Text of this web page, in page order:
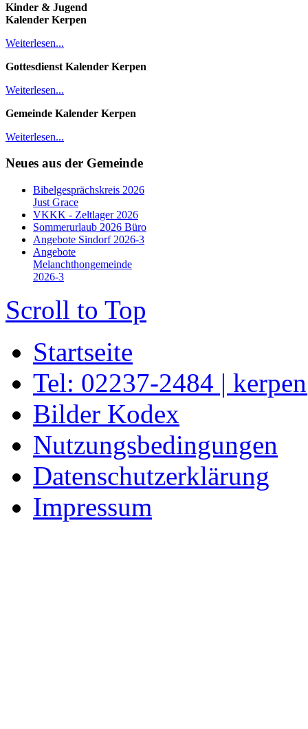
Kinder & Jugend
Kalender Kerpen
Weiterlesen...
Gottesdienst Kalender Kerpen
Weiterlesen...
Gemeinde Kalender Kerpen
Weiterlesen...
Neues aus der Gemeinde
Bibelgesprächskreis 2026
Just Grace
VKKK - Zeltlager 2026
Sommerurlaub 2026 Büro
Angebote Sindorf 2026-3
Angebote
Melanchthongemeinde
2026-3
Scroll to Top
Startseite
Tel: 02237-2484 |
Bilder Kodex
Nutzungsbedingungen
Datenschutzerklärung
Impressum